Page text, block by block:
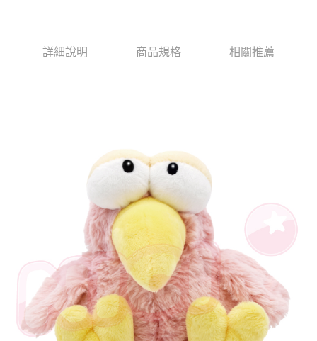
便利好安心！
２．訂單成立數日內，您將收到繳費通知簡訊。
３．收到繳費通知簡訊後14天內，點擊此簡訊中的連結，可透過四大超商／
ATM／網路銀行／等多元方式進行付款，方視為交易完成。
※ 請注意：結帳手續完成當下不需立刻繳費，但若您需要取消訂單，請聯絡
購買商品的店家。未經商家同意取消之訂單仍視為有效，需透過AFTEE先享
後付繳納相關費用。
※ 交易是否成功請以「AFTEE先享後付 」之結帳頁面顯示為準，若有關於
是否繳費成功／繳費後需取消欲退款等相關疑問，請聯繫「AFTEE先享後付
客戶支援中心」https://netprotections.freshdesk.com/support/home
【注意事項】
１．透過由恩沛科技股份有限公司提供之「AFTEE先享後付」服務完成之交
易，需依本服務之必要範圍內提供個人資料，並將交易相關給付款項請求債
權轉讓予恩沛科技股份有限公司。
２．關於個人資料處理事宜，請瀏覽以下網址：
每筆NT$100，滿NT$490(含以上)免運費
每筆NT$100，滿NT$990(含以上)免運費
查看運費
詳細說明 商品規格 相關推薦